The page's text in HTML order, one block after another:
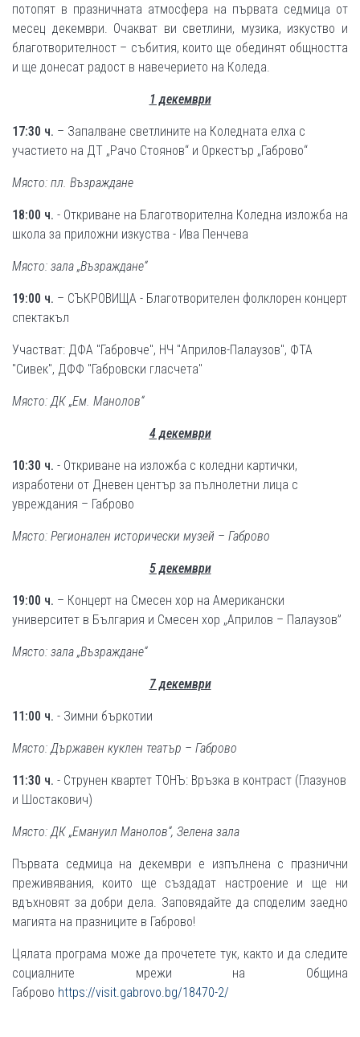
потопят в празничната атмосфера на първата седмица от
месец декември. Очакват ви светлини, музика, изкуство и
благотворителност – събития, които ще обединят общността
и ще донесат радост в навечерието на Коледа.
1 декември
17:30 ч. – Запалване светлините на Коледната елха с
участието на ДТ „Рачо Стоянов“ и Оркестър „Габрово“
Място: пл. Възраждане
18:00 ч. - Откриване на Благотворителна Коледна изложба на
школа за приложни изкуства - Ива Пенчева
Място: зала „Възраждане“
19:00 ч. – СЪКРОВИЩА - Благотворителен фолклорен концерт
спектакъл
Участват: ДФА "Габровче", НЧ "Априлов-Палаузов", ФТА
"Сивек", ДФФ "Габровски гласчета"
Място: ДК „Ем. Манолов“
4 декември
10:30 ч. - Откриване на изложба с коледни картички,
изработени от Дневен център за пълнолетни лица с
увреждания – Габрово
Място: Регионален исторически музей – Габрово
5 декември
19:00 ч. – Концерт на Смесен хор на Американски
университет в България и Смесен хор „Априлов – Палаузов”
Място: зала „Възраждане“
7 декември
11:00 ч. - Зимни бъркотии
Място: Държавен куклен театър – Габрово
11:30 ч. - Струнен квартет ТОНЪ: Връзка в контраст (Глазунов
и Шостакович)
Място: ДК „Емануил Манолов“, Зелена зала
Първата седмица на декември е изпълнена с празнични
преживявания, които ще създадат настроение и ще ни
вдъхновят за добри дела. Заповядайте да споделим заедно
магията на празниците в Габрово!
Цялата програма може да прочетете тук, както и да следите
социалните мрежи на Община
Габрово https://visit.gabrovo.bg/18470-2/